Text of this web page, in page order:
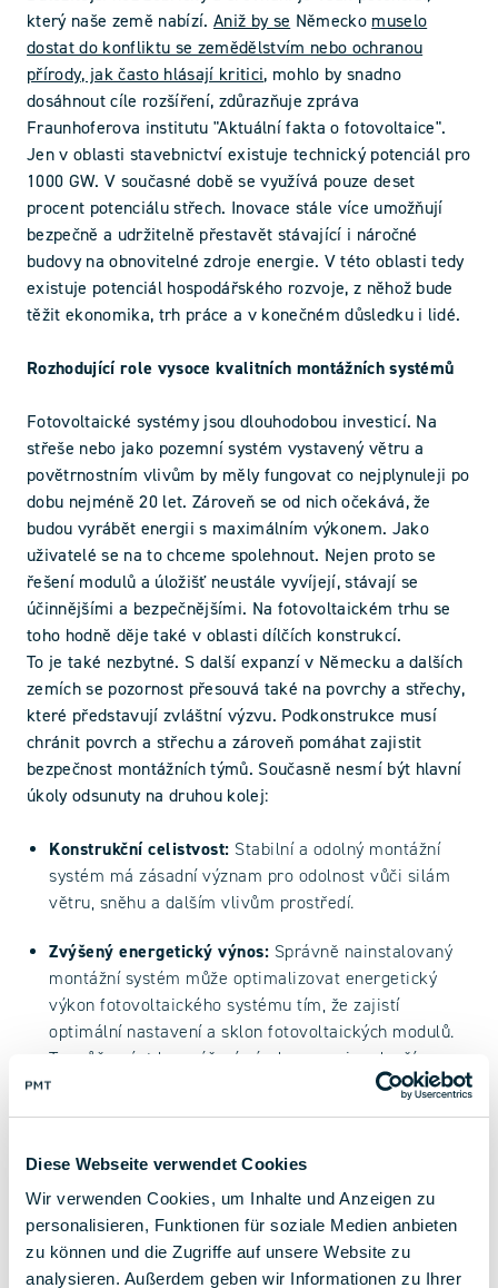
Diese Webseite verwendet Cookies
Wir verwenden Cookies, um Inhalte und Anzeigen zu
personalisieren, Funktionen für soziale Medien anbieten
zu können und die Zugriffe auf unsere Website zu
analysieren. Außerdem geben wir Informationen zu Ihrer
který naše země nabízí. Aniž by se Německo muselo
dostat do konfliktu se zemědělstvím nebo ochranou
přírody, jak často hlásají kritici, mohlo by snadno
dosáhnout cíle rozšíření, zdůrazňuje zpráva
Fraunhoferova institutu "Aktuální fakta o fotovoltaice".
Jen v oblasti stavebnictví existuje technický potenciál pro
1000 GW. V současné době se využívá pouze deset
procent potenciálu střech. Inovace stále více umožňují
bezpečně a udržitelně přestavět stávající i náročné
budovy na obnovitelné zdroje energie. V této oblasti tedy
existuje potenciál hospodářského rozvoje, z něhož bude
těžit ekonomika, trh práce a v konečném důsledku i lidé.
Rozhodující role vysoce kvalitních montážních systémů
Fotovoltaické systémy jsou dlouhodobou investicí. Na
střeše nebo jako pozemní systém vystavený větru a
povětrnostním vlivům by měly fungovat co nejplynuleji po
dobu nejméně 20 let. Zároveň se od nich očekává, že
budou vyrábět energii s maximálním výkonem. Jako
uživatelé se na to chceme spolehnout. Nejen proto se
řešení modulů a úložišť neustále vyvíjejí, stávají se
účinnějšími a bezpečnějšími. Na fotovoltaickém trhu se
toho hodně děje také v oblasti dílčích konstrukcí.
To je také nezbytné. S další expanzí v Německu a dalších
zemích se pozornost přesouvá také na povrchy a střechy,
které představují zvláštní výzvu. Podkonstrukce musí
chránit povrch a střechu a zároveň pomáhat zajistit
bezpečnost montážních týmů. Současně nesmí být hlavní
úkoly odsunuty na druhou kolej:
Konstrukční celistvost: Stabilní a odolný montážní
systém má zásadní význam pro odolnost vůči silám
větru, sněhu a dalším vlivům prostředí.
Zvýšený energetický výnos: Správně nainstalovaný
montážní systém může optimalizovat energetický
výkon fotovoltaického systému tím, že zajistí
optimální nastavení a sklon fotovoltaických modulů.
To může vést ke zvýšení výroby energie a lepší
návratnosti investic.
systém má zásadní význam pro bezpečnost montérů i
uživatelů budov.
Naše týmy každý den testují naše řešení a vylepšují je na